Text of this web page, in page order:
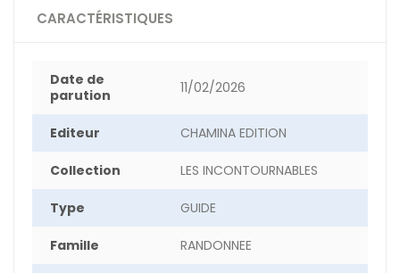
CARACTÉRISTIQUES
Date de
parution
11/02/2026
Editeur CHAMINA EDITION
Collection LES INCONTOURNABLES
Type GUIDE
Famille RANDONNEE